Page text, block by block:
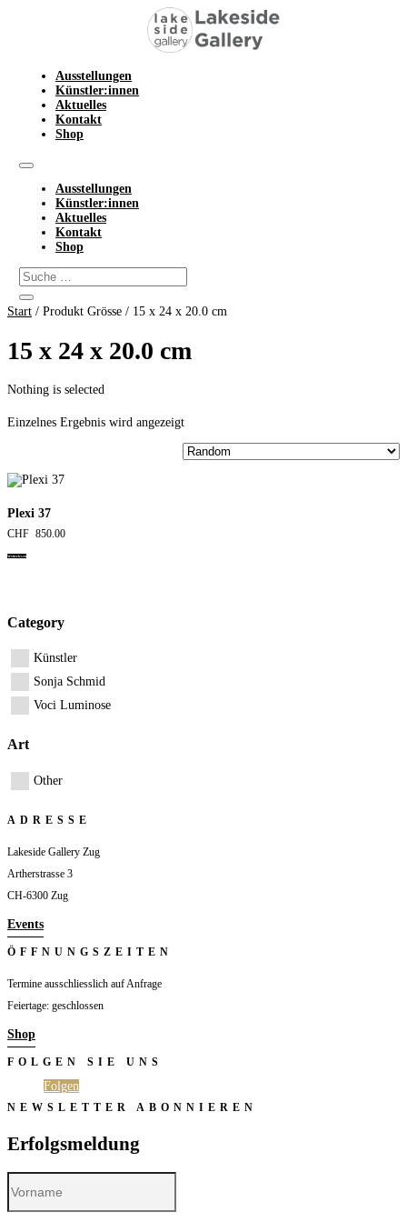
Ausstellungen
Künstler:innen
Aktuelles
Kontakt
Shop
Ausstellungen
Künstler:innen
Aktuelles
Kontakt
Shop
Start / Produkt Grösse / 15 x 24 x 20.0 cm
15 x 24 x 20.0 cm
Nothing is selected
Einzelnes Ergebnis wird angezeigt
Plexi 37
CHF 850.00
Weiterlesen
Category
Künstler
Sonja Schmid
Voci Luminose
Art
Other
ADRESSE
Lakeside Gallery Zug
Artherstrasse 3
CH-6300 Zug
Events
ÖFFNUNGSZEITEN
Termine ausschliesslich auf Anfrage
Feiertage: geschlossen
Shop
FOLGEN SIE UNS
Folgen
NEWSLETTER ABONNIEREN
Erfolgsmeldung